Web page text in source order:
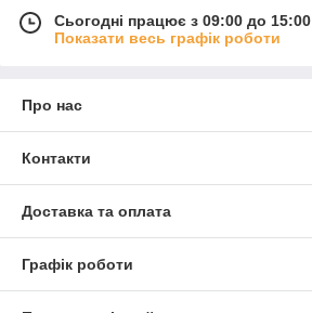
Сьогодні працює з 09:00 до 15:00
Показати весь графік роботи
Про нас
Контакти
Доставка та оплата
Графік роботи